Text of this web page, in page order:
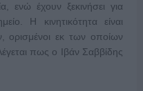
ενώ έχουν ξεκινήσει για
Η κινητικότητα είναι
εκ των οποίων
πως ο Ιβάν Σαββίδης